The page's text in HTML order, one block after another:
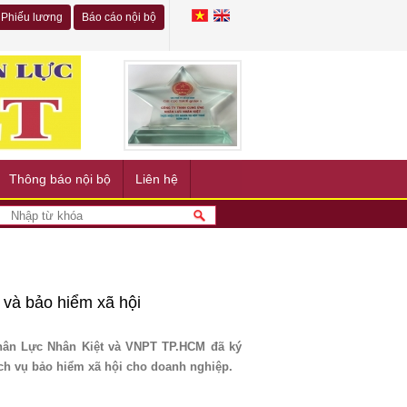
Phiếu lương Báo cáo nội bộ
Thông báo nội bộ Liên hệ
bảo hiểm xã hội
Lực Nhân Kiệt và VNPT TP.HCM đã ký
vụ bảo hiểm xã hội cho doanh nghiệp.